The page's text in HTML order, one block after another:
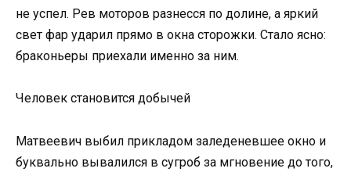
не успел. Рев моторов разнесся по долине, а яркий
свет фар ударил прямо в окна сторожки. Стало ясно:
браконьеры приехали именно за ним.
Человек становится добычей
Матвеевич выбил прикладом заледеневшее окно и
буквально вывалился в сугроб за мгновение до того,